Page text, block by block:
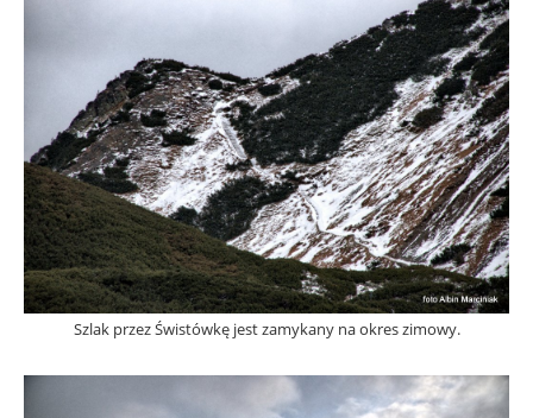
Szlak przez Świstówkę jest zamykany na okres zimowy.